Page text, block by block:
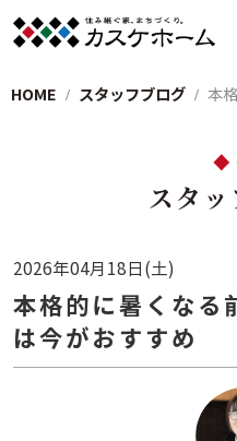
HOME スタッフブログ
スタ
2026年04月18日(土)
本格的に暑くなる
は今がおすすめ